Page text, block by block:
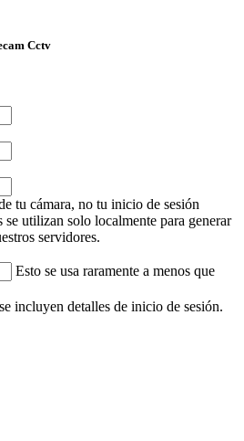
Cctv
tu cámara, no tu inicio de sesión
utilizan solo localmente para generar
servidores.
Esto se usa raramente a menos que
incluyen detalles de inicio de sesión.